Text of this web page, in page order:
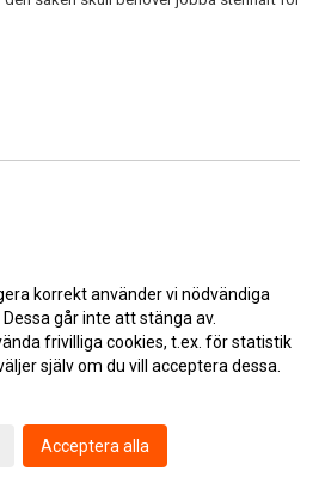
korrekt använder vi nödvändiga
går inte att stänga av.
frivilliga cookies, t.ex. för statistik
själv om du vill acceptera dessa.
Acceptera alla